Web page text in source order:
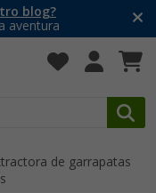
blog?
aventura
de garrapatas